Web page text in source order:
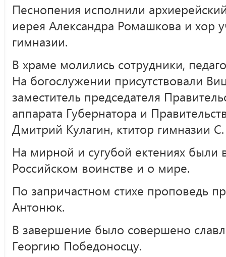
Песнопения исполнили
иерея Александра Ромашкова и хор
гимназии.
В храме молились сотрудники,
На богослужении присутствовали
заместитель председателя
аппарата Губернатора и
Дмитрий Кулагин, ктитор гимназии
На мирной и сугубой ектениях были
Российском воинстве и о мире.
По запричастном стихе проповедь
Антонюк.
В завершение было совершено
Георгию Победоносцу.